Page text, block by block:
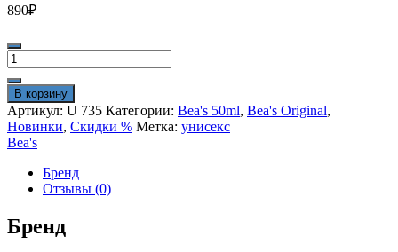
890₽
Количество
товара
Beas
Tom
Ford
Bitter
Peach
unisex
ml
арт.
В корзину
Артикул: U 735 Категории: Bea's 50ml, Bea's Original,
Новинки, Скидки % Метка: унисекс
Bea's
Бренд
Отзывы (0)
Бренд